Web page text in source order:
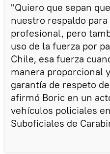
"Quiero que sepan
nuestro respaldo
profesional, pero
uso de la fuerza por
Chile, esa fuerza
manera proporcional
garantía de respeto
afirmó Boric en un
vehículos policiales
Suboficiales de